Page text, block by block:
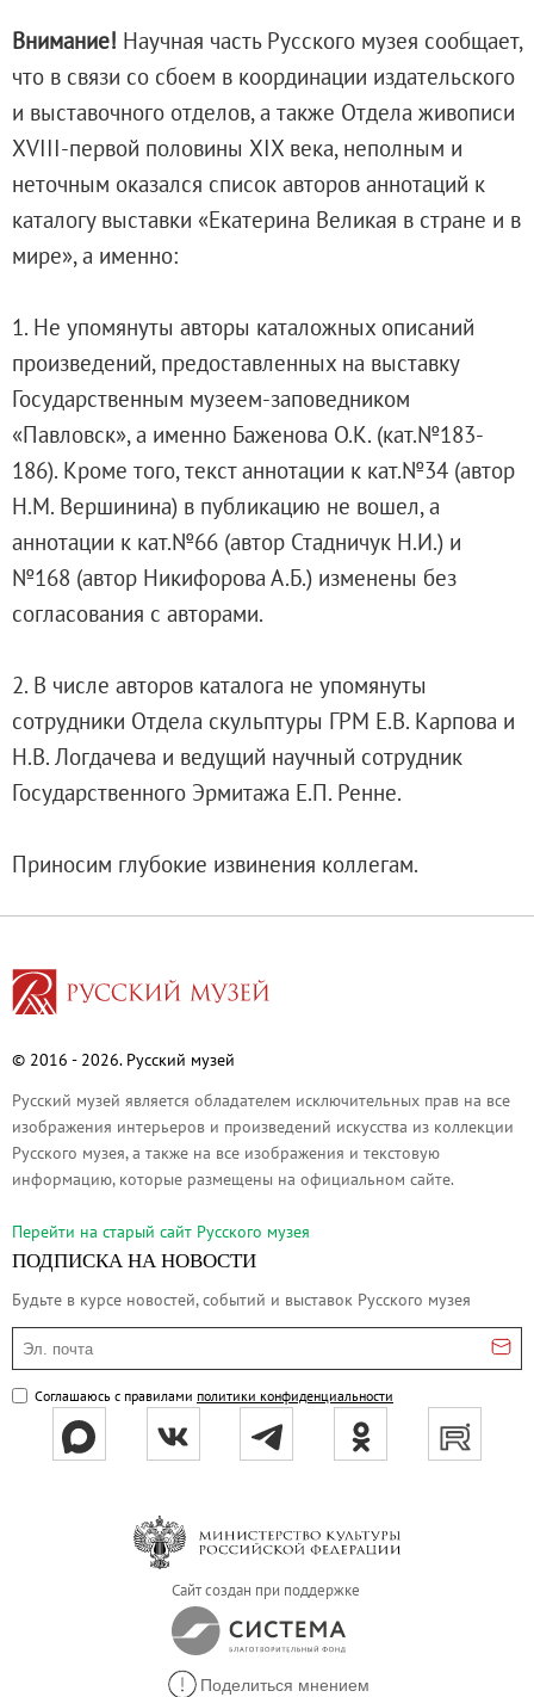
Для СМИ
О Музее
О музее
Генеральный директор
Дирекция
Дворцы и сады
Михайловский дворец
Михайловский (Инженерный) замок
Мраморный дворец
Строгановский дворец
Домик Петра I
Летний дворец Петра I
Летний сад
Михайловский сад
Западный павильон Михайловского
Восточный павильон Михайловского
Клуб Друзей Русского музея
Партнеры и спонсоры
Культурно-просветительские и
Ассоциация художественных музеев
Уставные документы
Противодействие терроризму
Страницы памяти
Коллекции
Древнерусское искусство
Живопись XVIII – первой половины XIX вв.
Живопись второй половины XIX века -
Скульптура XVIII – начала XX вв.
Скульптура XX – XXI вв.
Нумизматика
Гравюра
Рисунок
Декоративно-прикладное искусство
Искусство новейших течений
Архив изображений
Современная фотография
Дар Петера и Ирене Людвиг
Образование и наука
Молодёжный совет
Внимание! Научная часть Русского музея сообщает,
что в связи со сбоем в координации издательского
и выставочного отделов, а также Отдела живописи
XVIII-первой половины XIX века, неполным и
неточным оказался список авторов аннотаций к
каталогу выставки «Екатерина Великая в стране и в
мире», а именно:
1. Не упомянуты авторы каталожных описаний
произведений, предоставленных на выставку
Государственным музеем-заповедником
«Павловск», а именно Баженова О.К. (кат.№183-
186). Кроме того, текст аннотации к кат.№34 (автор
Н.М. Вершинина) в публикацию не вошел, а
аннотации к кат.№66 (автор Стадничук Н.И.) и
№168 (автор Никифорова А.Б.) изменены без
согласования с авторами.
2. В числе авторов каталога не упомянуты
сотрудники Отдела скульптуры ГРМ Е.В. Карпова и
Н.В. Логдачева и ведущий научный сотрудник
Государственного Эрмитажа Е.П. Ренне.
Приносим глубокие извинения коллегам.
© 2016 - 2026. Русский музей
Русский музей является обладателем исключительных прав на все
изображения интерьеров и произведений искусства из коллекции
Русского музея, а также на все изображения и текстовую
информацию, которые размещены на официальном сайте.
Перейти на cтарый сайт Русского музея
ПОДПИСКА НА НОВОСТИ
Будьте в курсе новостей, событий и выставок Русского музея
Эл. почта
Соглашаюсь с правилами политики конфиденциальности
Сайт создан при поддержке
Поделиться мнением